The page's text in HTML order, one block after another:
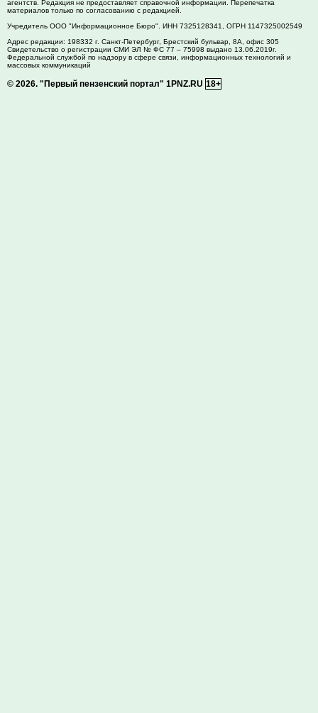
агентств. Редакция не предоставляет справочной информации. Перепечатка
материалов только по согласованию с редакцией.
Учредитель ООО "Информационное Бюро". ИНН 7325128341, ОГРН 1147325002549
Адрес редакции: 198332 г. Санкт-Петербург, Брестский бульвар, 8А, офис 305
Свидетельство о регистрации СМИ ЭЛ № ФС 77 – 75998 выдано 13.06.2019г.
Федеральной службой по надзору в сфере связи, информационных технологий и
массовых коммуникаций
© 2026. "Первый пензенский портал" 1PNZ.RU 18+